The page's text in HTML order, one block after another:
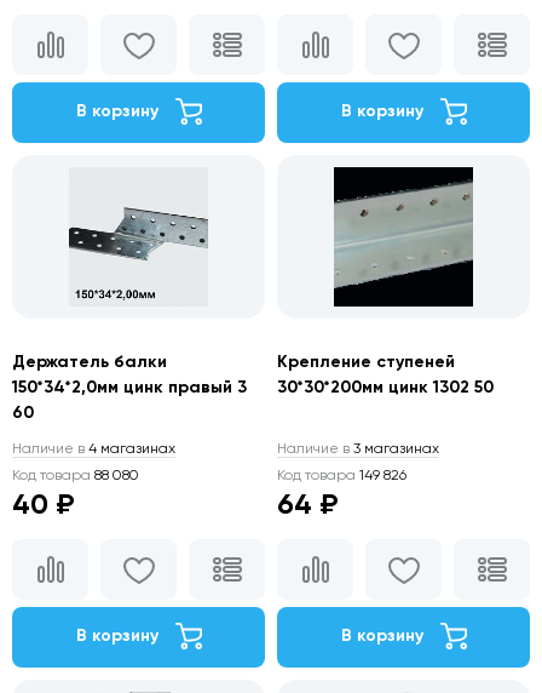
В корзину В корзину
Держатель балки
150*34*2,0мм цинк правый 3
60
Наличие в 4 магазинах
Код товара 88 080
40 ₽
В корзину
Крепление ступеней
30*30*200мм цинк 1302 50
Наличие в 3 магазинах
Код товара 149 826
64 ₽
В корзину